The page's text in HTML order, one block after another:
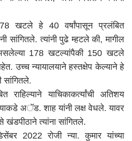
खटले हे 40 वर्षांपासून प्रलंबित
सांगितले. त्यांनी पुढे म्हटले की, मागील
असलेल्या 178 खटल्यांपैकी 150 खटले
उच्च न्यायालयाने हस्तक्षेप केल्याने हे
सांगितले.
याचिकाकर्त्यांची अतिशय
अॅड. शाह यांनी लक्ष वेधले. यावर
त्यांना सांगितले.
2022 रोजी न्या. कुमार यांच्या